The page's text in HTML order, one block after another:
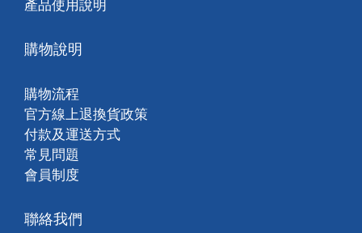
產品使用說明
購物說明
購物流程
官方線上退換貨政策
付款及運送方式
常見問題
會員制度
聯絡我們